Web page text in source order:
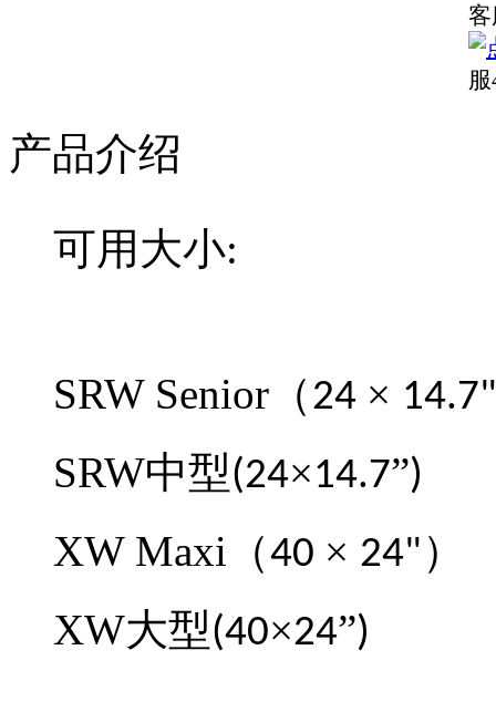
产品介绍
可用大小:
SRW Senior （24 × 14.7"
SRW中型(24×14.7”)
XW Maxi （40 × 24" ）
XW大型(40×24”)